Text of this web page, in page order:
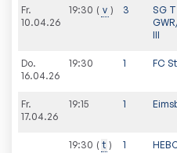
Fr.
10.04.26
19:30 v 3
SG
III
Do.
16.04.26
19:30 1 FC
Fr.
17.04.26
19:15 1
19:30 t 1